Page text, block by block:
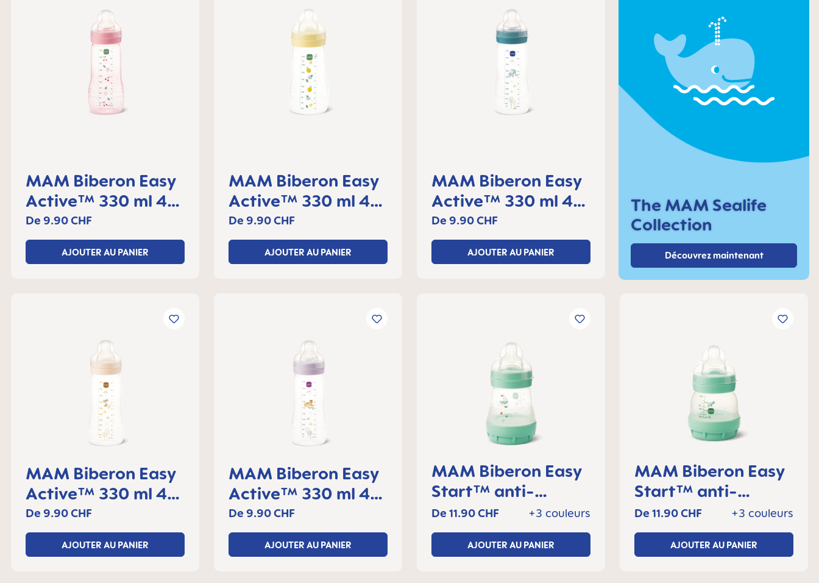
The MAM Sealife
Collection
Découvrez maintenant
MAM Biberon Easy
Active™ 330 ml 4+
mois, lot de 1
De 9.90 CHF
AJOUTER AU PANIER
MAM Biberon Easy
Active™ 330 ml 4+
mois, lot de 1
De 9.90 CHF
AJOUTER AU PANIER
MAM Biberon Easy
Active™ 330 ml 4+
mois, lot de 1
De 9.90 CHF
AJOUTER AU PANIER
MAM Biberon Easy
Active™ 330 ml 4+
mois, lot de 1
De 9.90 CHF
AJOUTER AU PANIER
MAM Biberon Easy
Active™ 330 ml 4+
mois, lot de 1
De 9.90 CHF
AJOUTER AU PANIER
MAM Biberon Easy
Start™ anti-
colique 160 ml, 0+
mois, Lot de 1
+3 couleurs
De 11.90 CHF
AJOUTER AU PANIER
MAM Biberon Easy
Start™ anti-
colique 130 ml, 0+
mois, Lot de 1
+3 couleurs
De 11.90 CHF
AJOUTER AU PANIER